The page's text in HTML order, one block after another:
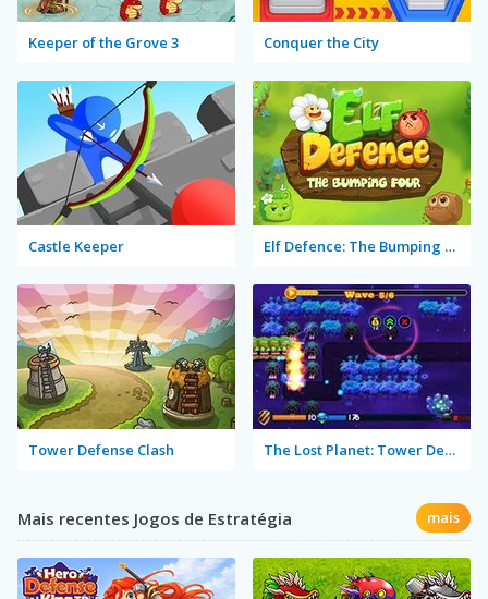
Keeper of the Grove 3 Conquer the City
Castle Keeper Elf Defence: The Bumping Four
Tower Defense Clash The Lost Planet: Tower Defense
Mais recentes Jogos de Estratégia mais